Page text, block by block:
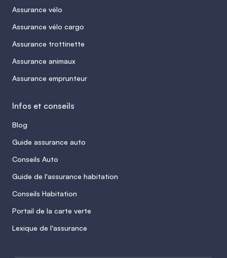
Assurance vélo
Assurance vélo cargo
Assurance trottinette
Assurance animaux
Assurance emprunteur
Infos et conseils
Blog
Guide assurance auto
Conseils Auto
Guide de l'assurance habitation
Conseils Habitation
Portail de la carte verte
Lexique de l'assurance